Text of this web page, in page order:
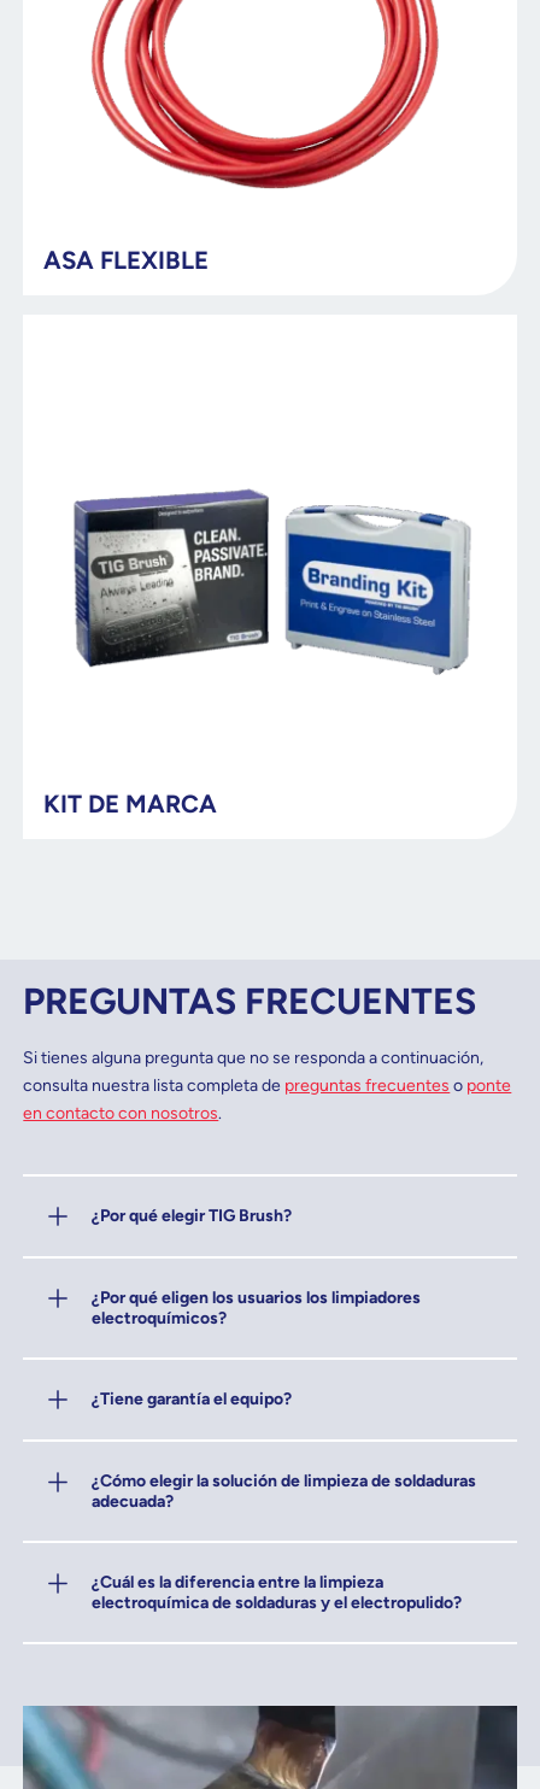
ASA FLEXIBLE
KIT DE MARCA
PREGUNTAS FRECUENTES
Si tienes alguna pregunta que no se responda a continuación,
consulta nuestra lista completa de preguntas frecuentes o ponte
en contacto con nosotros.
¿Por qué elegir TIG Brush?
¿Por qué eligen los usuarios los limpiadores
electroquímicos?
¿Tiene garantía el equipo?
¿Cómo elegir la solución de limpieza de soldaduras
adecuada?
¿Cuál es la diferencia entre la limpieza
electroquímica de soldaduras y el electropulido?